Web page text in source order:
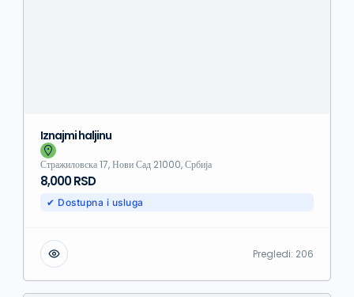
Iznajmi haljinu
Стражиловска 17, Нови Сад 21000, Србија
8,000 RSD
✔ Dostupna i usluga
Pregledi: 206